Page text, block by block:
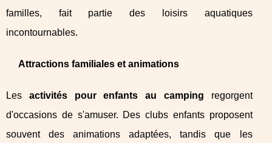
familles, fait partie des loisirs aquatiques
incontournables.
Attractions familiales et animations
Les activités pour enfants au camping regorgent
d'occasions de s'amuser. Des clubs enfants proposent
souvent des animations adaptées, tandis que les